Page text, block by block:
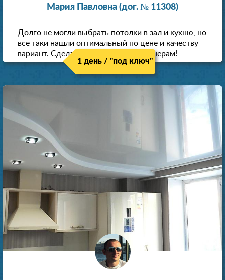
Мария Павловна (дог. № 11308)
Долго не могли выбрать потолки в зал и кухню, но
все таки нашли оптимальный по цене и качеству
вариант. Сделали скидку как пенсионерам!
1 день / "под ключ"